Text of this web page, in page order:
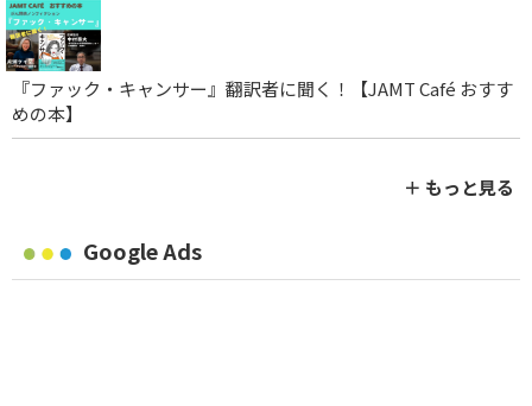
『ファック・キャンサー』翻訳者に聞く！【JAMT Café おすす
めの本】
＋ もっと見る
Google Ads